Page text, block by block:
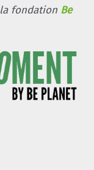
fondation Be